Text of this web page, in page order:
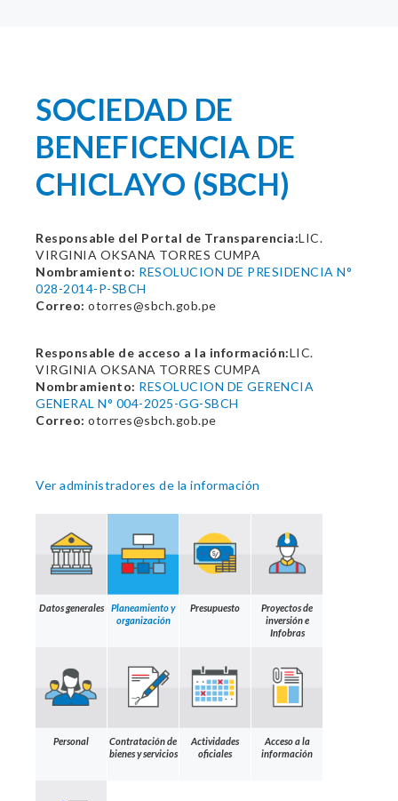
SOCIEDAD DE
BENEFICENCIA DE
CHICLAYO (SBCH)
Responsable del Portal de Transparencia:LIC.
VIRGINIA OKSANA TORRES CUMPA
Nombramiento: RESOLUCION DE PRESIDENCIA N°
028-2014-P-SBCH
Correo: otorres@sbch.gob.pe
Responsable de acceso a la información:LIC.
VIRGINIA OKSANA TORRES CUMPA
Nombramiento: RESOLUCION DE GERENCIA
GENERAL N° 004-2025-GG-SBCH
Correo: otorres@sbch.gob.pe
Ver administradores de la información
Datos generales
Planeamiento y
organización
Presupuesto
Proyectos de
inversión e
Infobras
Personal
Contratación de
bienes y servicios
Actividades
oficiales
Acceso a la
información